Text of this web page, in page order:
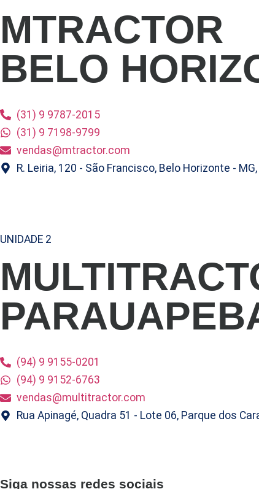
MTRACTOR
BELO
(31) 9 9787-2015
(31) 9 7198-9799
vendas@mtractor.com
R. Leiria, 120 - São Francisco, Belo Horizonte -
UNIDADE 2
(94) 9 9155-0201
(94) 9 9152-6763
vendas@multitractor.com
Rua Apinagé, Quadra 51 - Lote 06, Parque dos
Siga nossas redes sociais